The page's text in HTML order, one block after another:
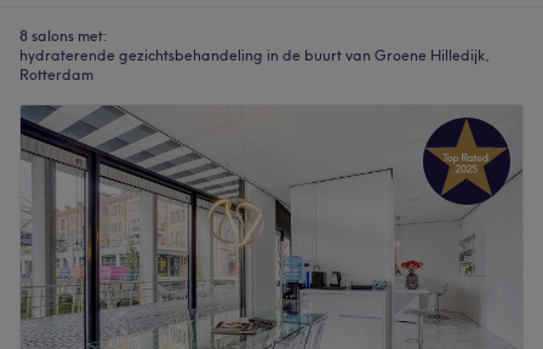
8 salons met:
hydraterende gezichtsbehandeling in de buurt van Groene Hilledijk,
Rotterdam